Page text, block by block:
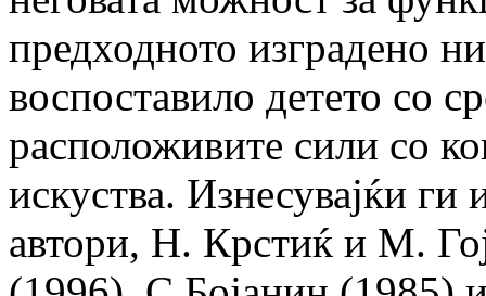
предходното изградено
воспоставило детето со
расположивите сили со
искуства. Изнесувајќи ги
автори, Н. Крстиќ и М.